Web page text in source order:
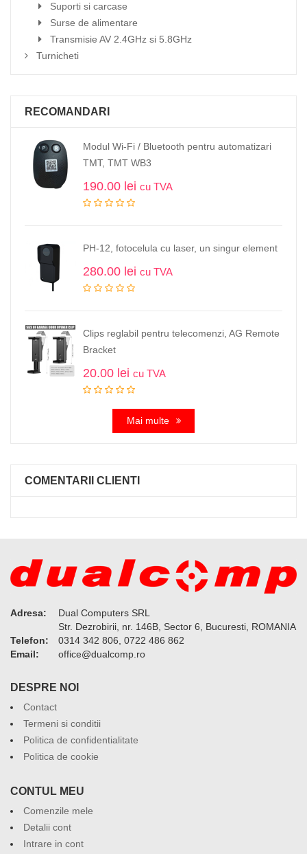
Suporti si carcase
Surse de alimentare
Transmisie AV 2.4GHz si 5.8GHz
Turnicheti
RECOMANDARI
Modul Wi-Fi / Bluetooth pentru automatizari
TMT, TMT WB3
190.00 lei cu TVA
PH-12, fotocelula cu laser, un singur element
280.00 lei cu TVA
Clips reglabil pentru telecomenzi, AG Remote
Bracket
20.00 lei cu TVA
Mai multe
COMENTARII CLIENTI
Adresa:
Dual Computers SRL
Str. Dezrobirii, nr. 146B, Sector 6, Bucuresti, ROMANIA
Telefon:
0314 342 806, 0722 486 862
Email:
or.pmoclaud@eciffo
DESPRE NOI
Contact
Termeni si conditii
Politica de confidentialitate
Politica de cookie
CONTUL MEU
Comenzile mele
Detalii cont
Intrare in cont